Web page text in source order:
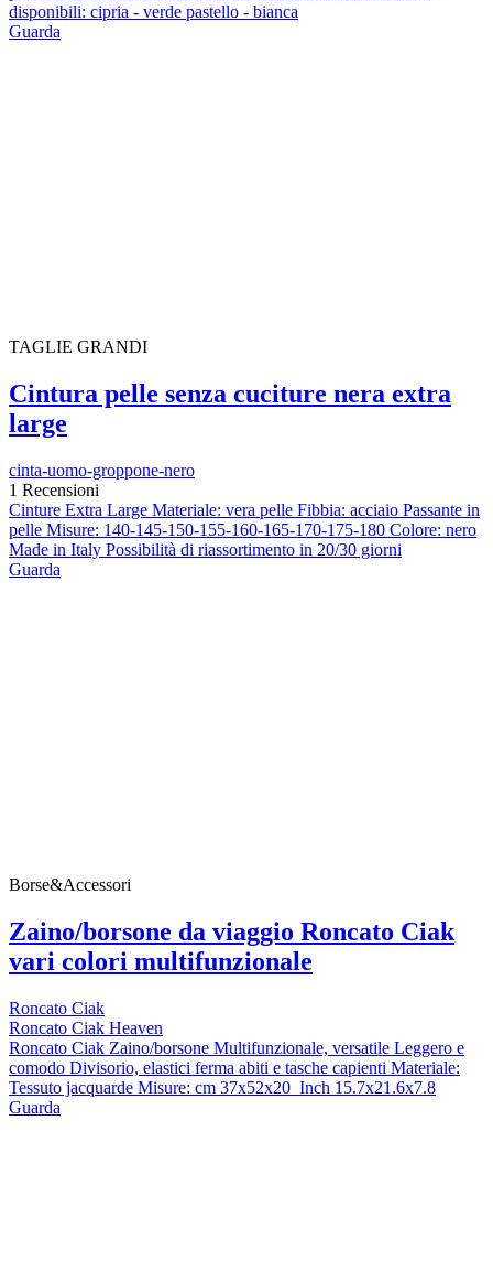
disponibili: cipria - verde pastello - bianca
Guarda
TAGLIE GRANDI
Cintura pelle senza cuciture nera extra
large
cinta-uomo-groppone-nero
1 Recensioni
Cinture Extra Large Materiale: vera pelle Fibbia: acciaio Passante in
pelle Misure: 140-145-150-155-160-165-170-175-180 Colore: nero
Made in Italy Possibilità di riassortimento in 20/30 giorni
Guarda
Borse&Accessori
Zaino/borsone da viaggio Roncato Ciak
vari colori multifunzionale
Roncato Ciak
Roncato Ciak Heaven
Roncato Ciak Zaino/borsone Multifunzionale, versatile Leggero e
comodo Divisorio, elastici ferma abiti e tasche capienti Materiale:
Tessuto jacquarde Misure: cm 37x52x20 Inch 15.7x21.6x7.8
Guarda